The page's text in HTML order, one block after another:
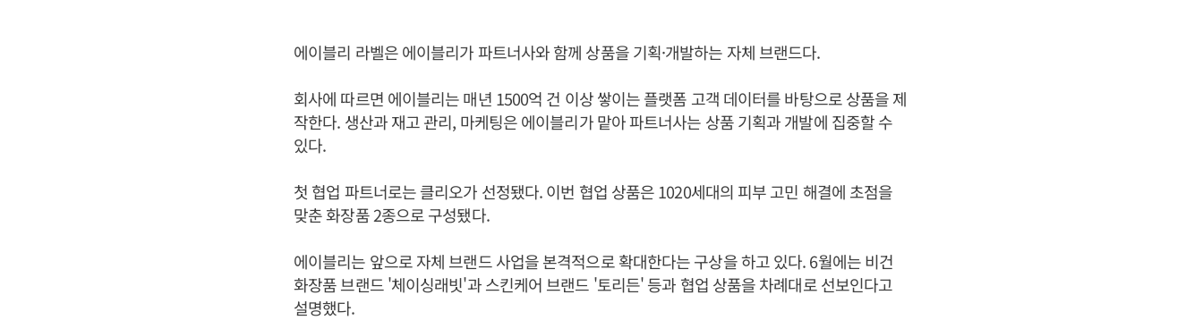
에이블리 라벨은 에이블리가 파트너사와 함께 상품을 기획·개발하는 자체 브랜드다.
회사에 따르면 에이블리는 매년 1500억 건 이상 쌓이는 플랫폼 고객 데이터를 바탕으로 상품을 제
작한다. 생산과 재고 관리, 마케팅은 에이블리가 맡아 파트너사는 상품 기획과 개발에 집중할 수
있다.
첫 협업 파트너로는 클리오가 선정됐다. 이번 협업 상품은 1020세대의 피부 고민 해결에 초점을
맞춘 화장품 2종으로 구성됐다.
에이블리는 앞으로 자체 브랜드 사업을 본격적으로 확대한다는 구상을 하고 있다. 6월에는 비건
화장품 브랜드 '체이싱래빗'과 스킨케어 브랜드 '토리든' 등과 협업 상품을 차례대로 선보인다고
설명했다.